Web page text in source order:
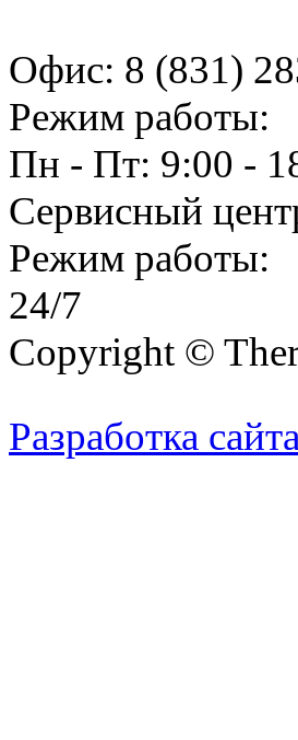
Офис: 8 (831)
Режим работы:
Пн - Пт: 9:00 -
Сервисный
Режим работы:
24/7
Copyright ©
Разработка